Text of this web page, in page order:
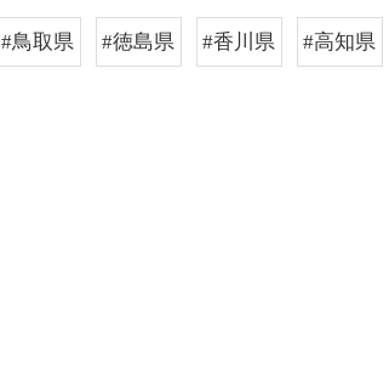
#鳥取県 #徳島県 #香川県 #高知県